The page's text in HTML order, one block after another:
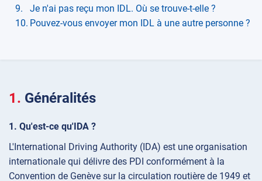
Je n'ai pas reçu mon IDL. Où se trouve-t-elle ?
Pouvez-vous envoyer mon IDL à une autre personne ?
Généralités
Qu'est-ce qu'IDA ?
L'International Driving Authority (IDA) est une organisation
internationale qui délivre des PDI conformément à la
Convention de Genève sur la circulation routière de 1949 et